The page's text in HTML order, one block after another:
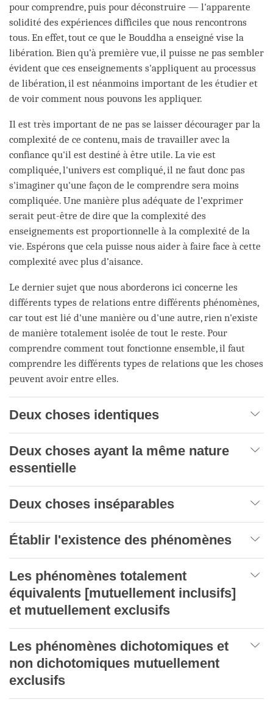
pour comprendre, puis pour déconstruire — l'apparente
solidité des expériences difficiles que nous rencontrons
tous. En effet, tout ce que le Bouddha a enseigné vise la
libération. Bien qu’à première vue, il puisse ne pas sembler
évident que ces enseignements s'appliquent au processus
de libération, il est néanmoins important de les étudier et
de voir comment nous pouvons les appliquer.
Il est très important de ne pas se laisser décourager par la
complexité de ce contenu, mais de travailler avec la
confiance qu'il est destiné à être utile. La vie est
compliquée, l'univers est compliqué, il ne faut donc pas
s'imaginer qu'une façon de le comprendre sera moins
compliquée. Une manière plus adéquate de l’exprimer
serait peut-être de dire que la complexité des
enseignements est proportionnelle à la complexité de la
vie. Espérons que cela puisse nous aider à faire face à cette
complexité avec plus d’aisance.
Le dernier sujet que nous aborderons ici concerne les
différents types de relations entre différents phénomènes,
car tout est lié d'une manière ou d'une autre, rien n'existe
de manière totalement isolée de tout le reste. Pour
comprendre comment tout fonctionne ensemble, il faut
comprendre les différents types de relations que les choses
peuvent avoir entre elles.
Deux choses identiques
Deux choses ayant la même nature
essentielle
Deux choses inséparables
Établir l'existence des phénomènes
Les phénomènes totalement
équivalents [mutuellement inclusifs]
et mutuellement exclusifs
Les phénomènes dichotomiques et
non dichotomiques mutuellement
exclusifs